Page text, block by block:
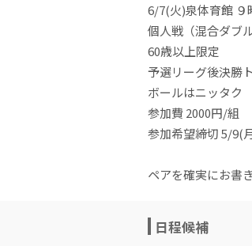
6/7(火)泉体育館 ９
個人戦（混合ダブ
60歳以上限定
予選リーグ後決勝
ボールはニッタク
参加費 2000円/組
参加希望締切 5/9(
ペアを確実にお書
日程候補